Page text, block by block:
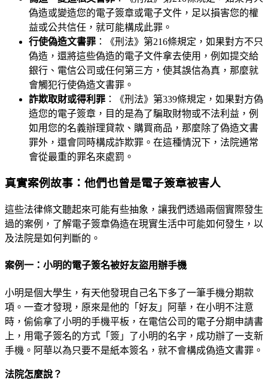
偽造或變造您的電子簽章或電子文件，足以損害您的權
益或公共信任，就可能構成此罪。
行使偽造文書罪 ：《刑法》第216條規定，如果對方不只
偽造，還將這些偽造的電子文件拿去使用，例如提交給
銀行、電信公司或任何第三方，使其誤信為真，那麼就
會觸犯行使偽造文書罪。
詐欺取財或得利罪 ：《刑法》第339條規定，如果對方偽
造您的電子簽章，目的是為了騙取財物或不法利益，例
如用您的名義辦理貸款、購買商品，那麼除了偽造文書
罪外，還會同時構成詐欺罪。在這種情況下，法院通常
會從最重的罪名來處罰。
真實案例故事：他們也曾是電子簽章被害人
這些法律條文聽起來可能有些抽象，讓我們透過兩個實際發生
過的案例，了解電子簽章偽造在現實生活中可能如何發生，以
及法院是如何判斷的。
案例一：小明的電子簽名被好友盜用辦手機
小明是個大學生，有天他發現自己名下多了一筆手機分期款
項。一查才發現，原來是他的「好友」阿華，在小明不注意
時，偷偷拿了小明的手機平板，在電信公司的電子分期申請書
上，用電子簽名的方式「簽」了小明的名字，成功辦了一支新
手機。阿華以為只要不是紙本簽名，就不會構成偽造文書罪。
法院怎麼說？